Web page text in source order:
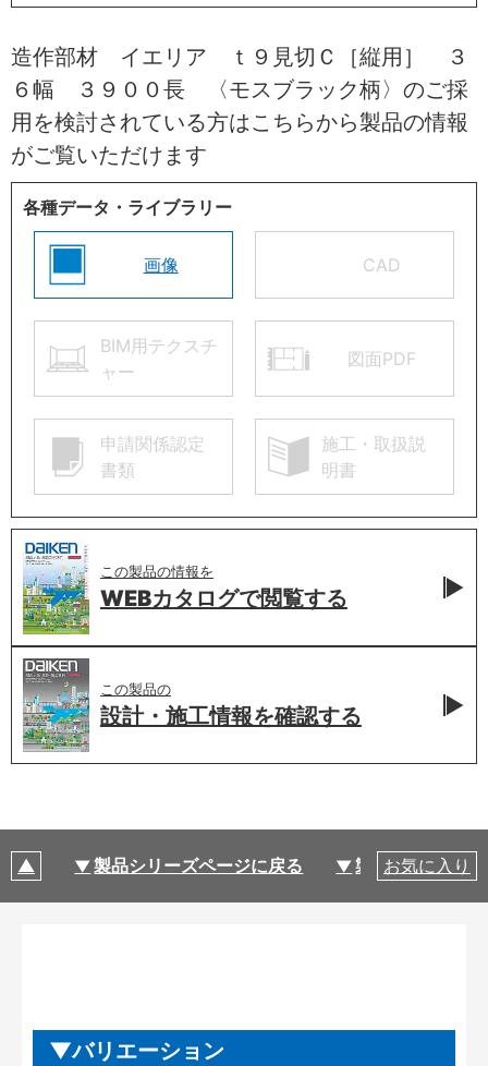
造作部材 イエリア ｔ９見切Ｃ［縦用］ ３
６幅 ３９００長 〈モスブラック柄〉のご採
用を検討されている方はこちらから製品の情報
がご覧いただけます
各種データ・ライブラリー
画像 CAD
BIM用テクスチ
ャー
図面PDF
申請関係認定
書類
施工・取扱説
明書
この製品の情報を
WEBカタログで閲覧する
この製品の
設計・施工情報を確認する
製品シリーズページに戻る 製品仕様
お気に入り
バリエーション